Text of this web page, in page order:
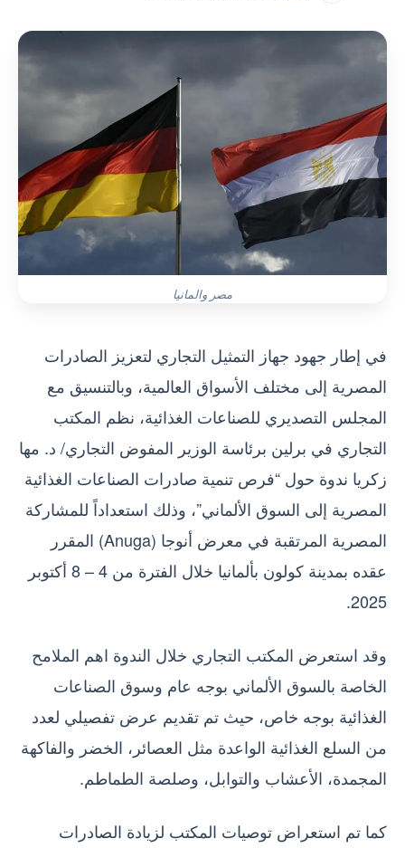
مصر والمانيا
في إطار جهود جهاز التمثيل التجاري لتعزيز الصادرات
المصرية إلى مختلف الأسواق العالمية، وبالتنسيق مع
المجلس التصديري للصناعات الغذائية، نظم المكتب
التجاري في برلين برئاسة الوزير المفوض التجاري/ د. مها
زكريا ندوة حول “فرص تنمية صادرات الصناعات الغذائية
المصرية إلى السوق الألماني”، وذلك استعداداً للمشاركة
المصرية المرتقبة في معرض أنوجا (Anuga) المقرر
عقده بمدينة كولون بألمانيا خلال الفترة من 4 – 8 أكتوبر
2025.
وقد استعرض المكتب التجاري خلال الندوة اهم الملامح
الخاصة بالسوق الألماني بوجه عام وسوق الصناعات
الغذائية بوجه خاص، حيث تم تقديم عرض تفصيلي لعدد
من السلع الغذائية الواعدة مثل العصائر، الخضر والفاكهة
المجمدة، الأعشاب والتوابل، وصلصة الطماطم.
كما تم استعراض توصيات المكتب لزيادة الصادرات